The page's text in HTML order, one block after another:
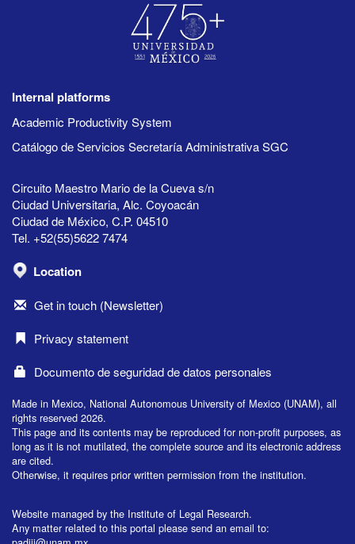
Internal platforms
Academic Productivity System
Catálogo de Servicios Secretaría Administrativa SGC
Circuito Maestro Mario de la Cueva s/n
Ciudad Universitaria, Alc. Coyoacán
Ciudad de México, C.P. 04510
Tel. +52(55)5622 7474
Location
Get in touch (Newsletter)
Privacy statement
Documento de seguridad de datos personales
Made in Mexico, National Autonomous University of Mexico (UNAM), all
rights reserved 2026.
This page and its contents may be reproduced for non-profit purposes, as
long as it is not mutilated, the complete source and its electronic address
are cited.
Otherwise, it requires prior written permission from the institution.
Website managed by the Institute of Legal Research.
Any matter related to this portal please send an email to: